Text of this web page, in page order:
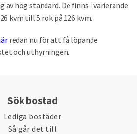
hög standard. De finns i varierande
kvm till 5 rok på 126 kvm.
redan nu för att få löpande
och uthyrningen.
Sök bostad
Lediga bostäder
Så går det till